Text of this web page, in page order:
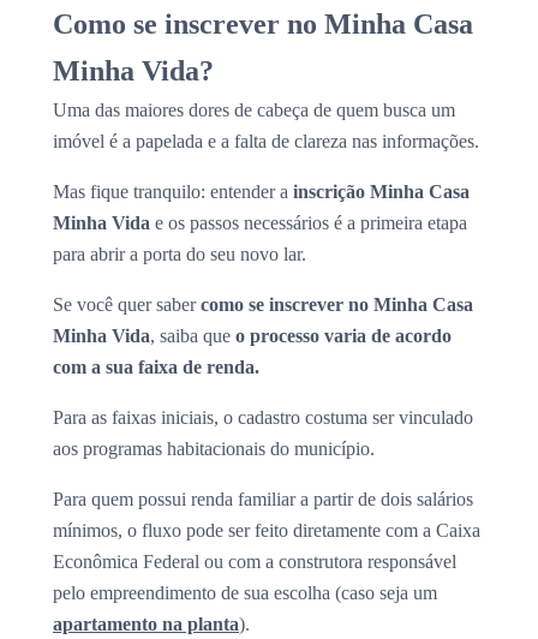
Como se inscrever no Minha Casa
Minha Vida?
Uma das maiores dores de cabeça de quem busca um
imóvel é a papelada e a falta de clareza nas informações.
Mas fique tranquilo: entender a inscrição Minha Casa
Minha Vida e os passos necessários é a primeira etapa
para abrir a porta do seu novo lar.
Se você quer sabercomo se inscrever no Minha Casa
Minha Vida, saiba que o processo varia de acordo
com a sua faixa de renda.
Para as faixas iniciais, o cadastro costuma ser vinculado
aos programas habitacionais do município.
Para quem possui renda familiar a partir de dois salários
mínimos, o fluxo pode ser feito diretamente com a Caixa
Econômica Federal ou com a construtora responsável
pelo empreendimento de sua escolha (caso seja um
apartamento na planta).